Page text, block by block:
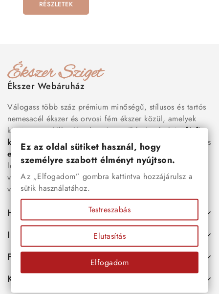
RÉSZLETEK
Ékszer Webáruház
Válogass több száz prémium minőségű, stílusos és tartós
nemesacél ékszer és orvosi fém ékszer közül, amelyek
között megtalálhatók a legnépszerűbb darabok is:férfi
karkötők
, női nyakláncok , karikagyűrűk
és
esküvői kiegészítőkegyaránt. Webáruházunkban a
legújabb trendeket követő, mégis időtálló ékszerek közül
választhatsz – legyen szó ajándékról, mindennapi
viseletről vagy különleges alkalmakról.
Hasznos
Információk
Fiókod
Kapcsolat
Ez az oldal sütiket használ, hogy
személyre szabott élményt nyújtson.
Az „Elfogadom” gombra kattintva hozzájárulsz a
sütik használatához.
Testreszabás
Elutasítás
Elfogadom